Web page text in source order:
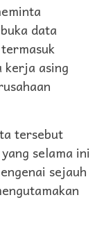
data
kerja asing
tersebut
selama ini
sejauh